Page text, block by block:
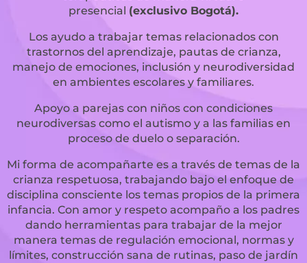
presencial (exclusivo Bogotá).
Los ayudo a trabajar temas relacionados con
trastornos del aprendizaje, pautas de crianza,
manejo de emociones, inclusión y neurodiversidad
en ambientes escolares y familiares.
Apoyo a parejas con niños con condiciones
neurodiversas como el autismo y a las familias en
proceso de duelo o separación.
Mi forma de acompañarte es a través de temas de la
crianza respetuosa, trabajando bajo el enfoque de
disciplina consciente los temas propios de la primera
infancia. Con amor y respeto acompaño a los padres
dando herramientas para trabajar de la mejor
manera temas de regulación emocional, normas y
límites, construcción sana de rutinas, paso de jardín